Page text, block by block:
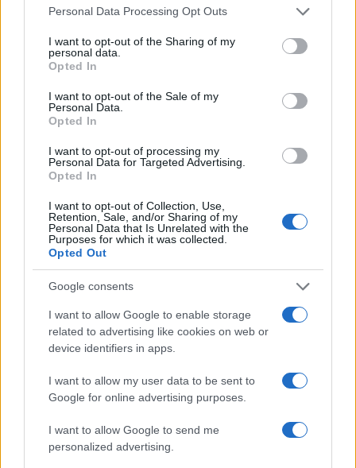
Please note that this website/app uses one or more Google
not limited to your visit or usage behaviour. You may click to
grant or deny consent to Google and its third-party tags to
use your data for below specified purposes in below Google
consent section.
Personal Data Processing Opt Outs
I want to opt-out of the Sharing of my
personal data.
Opted In
I want to opt-out of the Sale of my
Personal Data.
Opted In
I want to opt-out of processing my
Personal Data for Targeted Advertising.
Opted In
I want to opt-out of Collection, Use,
Retention, Sale, and/or Sharing of my
Personal Data that Is Unrelated with the
Purposes for which it was collected.
Opted Out
Google consents
I want to allow Google to enable storage
related to advertising like cookies on web or
device identifiers in apps.
I want to allow my user data to be sent to
Google for online advertising purposes.
I want to allow Google to send me
personalized advertising.
Η ΣΤΗΛΗ ΜΑΣ